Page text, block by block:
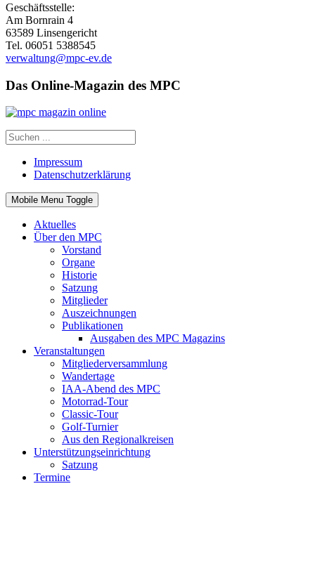
Geschäftsstelle:
Am Bornrain 4
63589 Linsengericht
Tel. 06051 5388545
verwaltung@mpc-ev.de
Das Online-Magazin des MPC
Impressum
Datenschutzerklärung
Mobile Menu Toggle
Aktuelles
Über den MPC
Vorstand
Organe
Historie
Satzung
Mitglieder
Auszeichnungen
Publikationen
Ausgaben des MPC Magazins
Veranstaltungen
Mitgliederversammlung
Wandertage
IAA-Abend des MPC
Motorrad-Tour
Classic-Tour
Golf-Turnier
Aus den Regionalkreisen
Unterstützungseinrichtung
Satzung
Termine